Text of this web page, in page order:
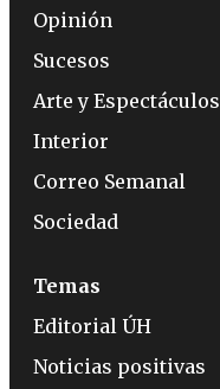
Opinión
Sucesos
Arte y Espectáculos
Interior
Correo Semanal
Sociedad
Temas
Editorial ÚH
Noticias positivas